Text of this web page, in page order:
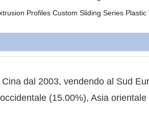
dal 2003, vendendo al Sud
(15.00%), Asia